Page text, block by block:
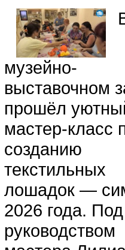
музейно-
выставочном
прошёл
мастер-класс
созданию
текстильных
лошадок —
2026 года. Под
руководством